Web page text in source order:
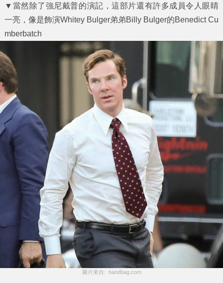
▼當然除了強尼戴普的演記，這部片還有許多成員令人眼睛
一亮，像是飾演Whitey Bulger弟弟Billy Bulger的Benedict Cu
mberbatch
圖片來自:  handbag.com